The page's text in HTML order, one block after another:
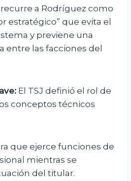
a Rodríguez como
estratégico” que evita el
y previene una
entre las facciones del
El TSJ definió el rol de
conceptos técnicos
que ejerce funciones de
mientras se
del titular.